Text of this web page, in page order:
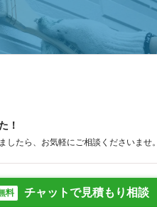
！
たら、お気軽にご相談くださいませ。
料 チャットで見積もり相談